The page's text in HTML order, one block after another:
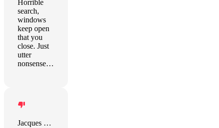
Horrible
search,
windows
keep open
that you
close. Just
utter
nonsense…
Jacques West